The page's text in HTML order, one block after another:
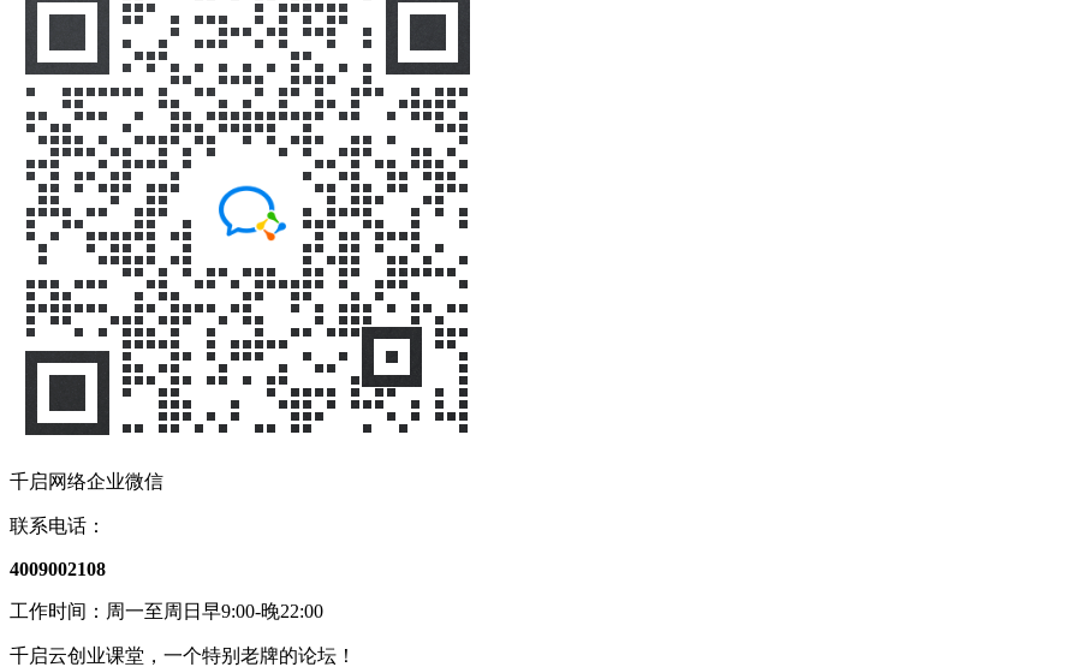
千启网络企业微信
联系电话：
4009002108
工作时间：周一至周日早9:00-晚22:00
千启云创业课堂，一个特别老牌的论坛！